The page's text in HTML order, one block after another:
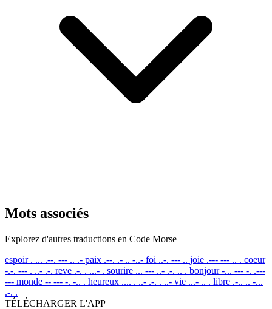
Mots associés
Explorez d'autres traductions en Code Morse
espoir . ... .--. --- .. .- paix .--. .- .. -..- foi ..-. --- .. joie .--- --- .. . coeur
-.-. --- . ..- .-. reve .-. . ...- . sourire ... --- ..- .-. .. . bonjour -... --- -. .---
--- monde -- --- -. -.. . heureux .... . ..- .-. . ..- vie ...- .. . libre .-.. .. -...
.-. .
TÉLÉCHARGER L'APP